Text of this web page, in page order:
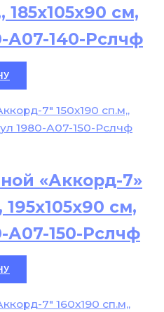
185х105х90 см,
А07-140-Рслчф
«Аккорд-7»
195х105х90 см,
А07-150-Рслчф